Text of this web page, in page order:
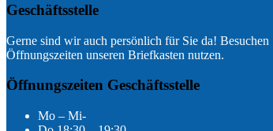
Geschäftsstelle
Gerne sind wir auch persönlich für Sie da!
Öffnungszeiten unseren Briefkasten nutzen.
Öffnungszeiten Geschäftsstelle
Mo – Mi-